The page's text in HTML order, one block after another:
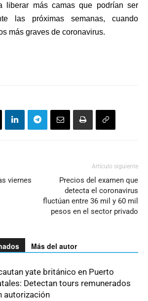
liberar más camas que podrían ser
las próximas semanas, cuando
más graves de coronavirus.
viernes
Artículo siguiente
Precios del examen que
detecta el coronavirus
fluctúan entre 36 mil y 60 mil
pesos en el sector privado
Más del autor
yate británico en Puerto
Detectan tours remunerados
autorización